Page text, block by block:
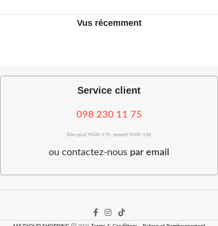
Vus récemment
Service client
098 230 11 75
Dim-jeud 9h00-17h, samedi 9h00-13h
ou contactez-nous par email